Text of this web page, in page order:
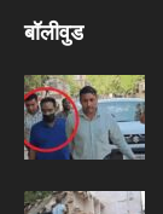
बॉलीवुड